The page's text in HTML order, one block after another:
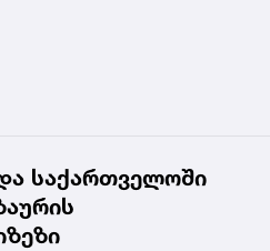
საქართველოში